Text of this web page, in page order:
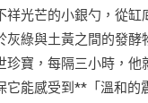
祥光芒的小銀勺，從缸
灰綠與土黃之間的發酵
珍寶，每隔三小時，他
它能感受到**「溫和的